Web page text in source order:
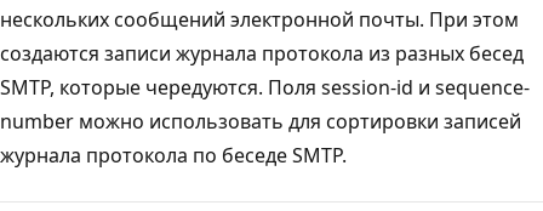
нескольких сообщений электронной почты. При этом
создаются записи журнала протокола из разных бесед
SMTP, которые чередуются. Поля session-id и sequence-
number можно использовать для сортировки записей
журнала протокола по беседе SMTP.